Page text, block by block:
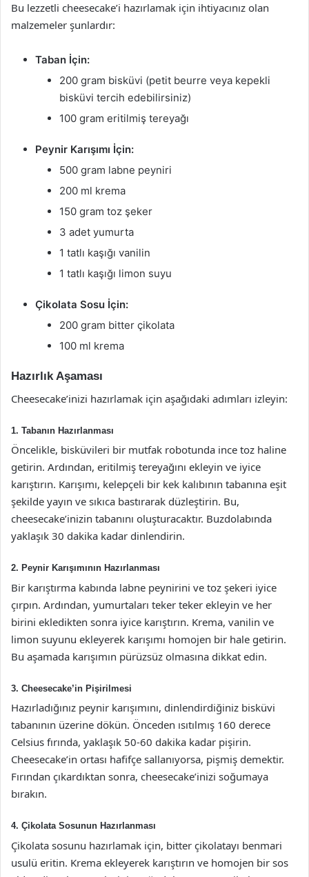
Bu lezzetli cheesecake’i hazırlamak için ihtiyacınız olan
malzemeler şunlardır:
Taban İçin:
200 gram bisküvi (petit beurre veya kepekli
bisküvi tercih edebilirsiniz)
100 gram eritilmiş tereyağı
Peynir Karışımı İçin:
500 gram labne peyniri
200 ml krema
150 gram toz şeker
3 adet yumurta
1 tatlı kaşığı vanilin
1 tatlı kaşığı limon suyu
Çikolata Sosu İçin:
200 gram bitter çikolata
100 ml krema
Hazırlık Aşaması
Cheesecake’inizi hazırlamak için aşağıdaki adımları izleyin:
1. Tabanın Hazırlanması
Öncelikle, bisküvileri bir mutfak robotunda ince toz haline
getirin. Ardından, eritilmiş tereyağını ekleyin ve iyice
karıştırın. Karışımı, kelepçeli bir kek kalıbının tabanına eşit
şekilde yayın ve sıkıca bastırarak düzleştirin. Bu,
cheesecake’inizin tabanını oluşturacaktır. Buzdolabında
yaklaşık 30 dakika kadar dinlendirin.
2. Peynir Karışımının Hazırlanması
Bir karıştırma kabında labne peynirini ve toz şekeri iyice
çırpın. Ardından, yumurtaları teker teker ekleyin ve her
birini ekledikten sonra iyice karıştırın. Krema, vanilin ve
limon suyunu ekleyerek karışımı homojen bir hale getirin.
Bu aşamada karışımın pürüzsüz olmasına dikkat edin.
3. Cheesecake’in Pişirilmesi
Hazırladığınız peynir karışımını, dinlendirdiğiniz bisküvi
tabanının üzerine dökün. Önceden ısıtılmış 160 derece
Celsius fırında, yaklaşık 50-60 dakika kadar pişirin.
Cheesecake’in ortası hafifçe sallanıyorsa, pişmiş demektir.
Fırından çıkardıktan sonra, cheesecake’inizi soğumaya
bırakın.
4. Çikolata Sosunun Hazırlanması
Çikolata sosunu hazırlamak için, bitter çikolatayı benmari
usulü eritin. Krema ekleyerek karıştırın ve homojen bir sos